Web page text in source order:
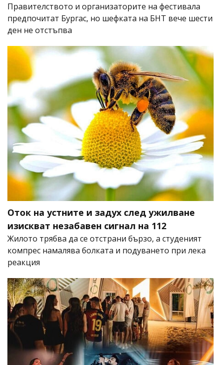
Правителството и организаторите на фестивала
предпочитат Бургас, но шефката на БНТ вече шести
ден не отстъпва
Оток на устните и задух след ужилване
изискват незабавен сигнал на 112
Жилото трябва да се отстрани бързо, а студеният
компрес намалява болката и подуването при лека
реакция